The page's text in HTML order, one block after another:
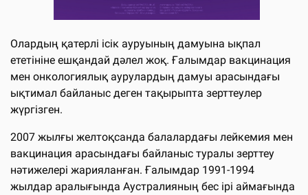
Олардың қатерлі ісік ауруының дамуына ықпал
ететініне ешқандай дәлел жоқ. Ғалымдар вакцинация
мен онкологиялық аурулардың дамуы арасындағы
ықтимал байланыс деген тақырыпта зерттеулер
жүргізген.
2007 жылғы желтоқсанда балалардағы лейкемия мен
вакцинация арасындағы байланыс туралы зерттеу
нәтижелері жарияланған. Ғалымдар 1991-1994
жылдар аралығында Аустралияның бес ірі аймағында